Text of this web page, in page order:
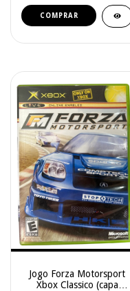
Jogo Forza Motorsport
Xbox Classico (capa